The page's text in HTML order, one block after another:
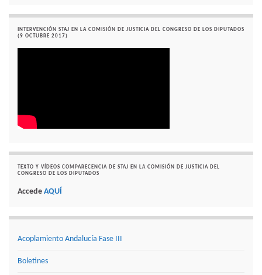
INTERVENCIÓN STAJ EN LA COMISIÓN DE JUSTICIA DEL CONGRESO DE LOS DIPUTADOS
(9 OCTUBRE 2017)
TEXTO Y VÍDEOS COMPARECENCIA DE STAJ EN LA COMISIÓN DE JUSTICIA DEL
CONGRESO DE LOS DIPUTADOS
Accede AQUÍ
Acoplamiento Andalucía Fase III
Boletines